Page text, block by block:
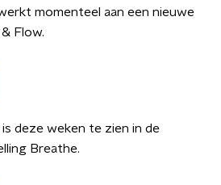
momenteel aan een nieuwe
Flow.
deze weken te zien in de
Breathe.